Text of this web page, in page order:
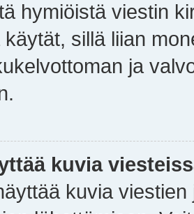
hymiöistä viestin
käytät, sillä liian
ja
kuvia
kuvia